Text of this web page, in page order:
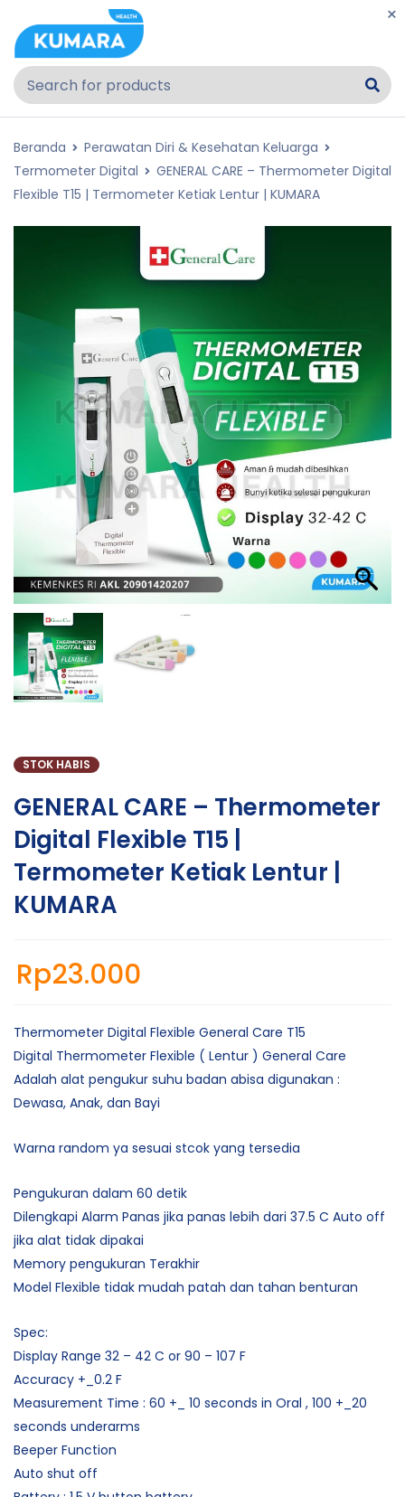
Beranda
Perawatan Diri & Kesehatan Keluarga
Termometer Digital
GENERAL CARE – Thermometer Digital
Flexible T15 | Termometer Ketiak Lentur | KUMARA
STOK HABIS
GENERAL CARE – Thermometer
Digital Flexible T15 |
Termometer Ketiak Lentur |
KUMARA
Rp23.000
Thermometer Digital Flexible General Care T15
Digital Thermometer Flexible ( Lentur ) General Care
Adalah alat pengukur suhu badan abisa digunakan :
Dewasa, Anak, dan Bayi
Warna random ya sesuai stcok yang tersedia
Pengukuran dalam 60 detik
Dilengkapi Alarm Panas jika panas lebih dari 37.5 C Auto off
jika alat tidak dipakai
Memory pengukuran Terakhir
Model Flexible tidak mudah patah dan tahan benturan
Spec:
Display Range 32 – 42 C or 90 – 107 F
Accuracy +_0.2 F
Measurement Time : 60 +_ 10 seconds in Oral , 100 +_20
seconds underarms
Beeper Function
Auto shut off